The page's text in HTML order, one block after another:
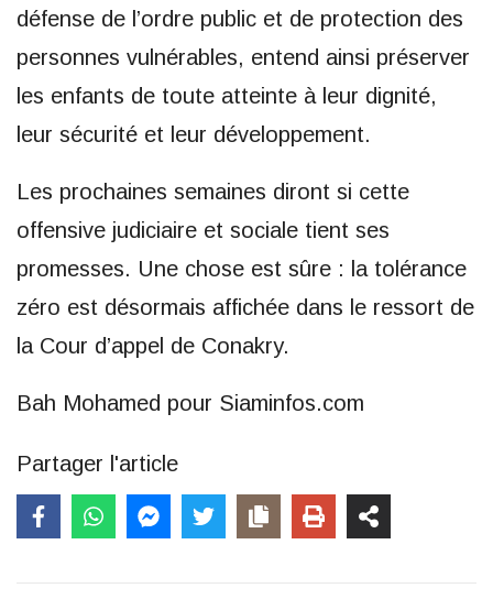
défense de l’ordre public et de protection des
personnes vulnérables, entend ainsi préserver
les enfants de toute atteinte à leur dignité,
leur sécurité et leur développement.
Les prochaines semaines diront si cette
offensive judiciaire et sociale tient ses
promesses. Une chose est sûre : la tolérance
zéro est désormais affichée dans le ressort de
la Cour d’appel de Conakry.
Bah Mohamed pour Siaminfos.com
Partager l'article